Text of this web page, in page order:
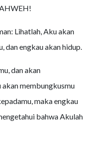
Lihatlah, Aku akan
dan engkau akan hidup.
dan akan
membungkusmu
maka engkau
bahwa Akulah